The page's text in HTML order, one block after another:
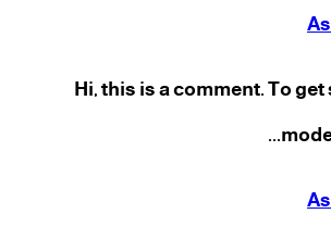
Hi, this is a comment. To